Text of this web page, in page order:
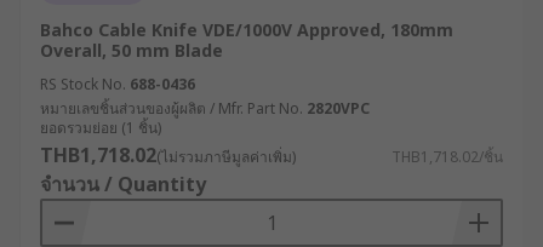
Bahco Cable Knife VDE/1000V Approved, 180mm
Overall, 50 mm Blade
RS Stock No. 688-0436
หมายเลขชิ้นส่วนของผู้ผลิต / Mfr. Part No. 2820VPC
ยอดรวมย่อย (1 ชิ้น)
THB1,718.02(ไม่รวมภาษีมูลค่าเพิ่ม) THB1,718.02/ชิ้น
จำนวน / Quantity